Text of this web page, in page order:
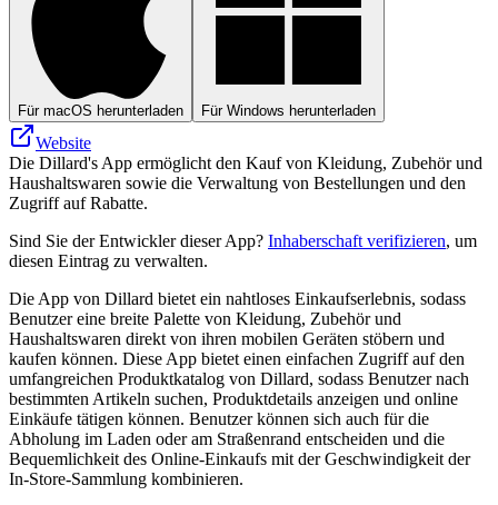
Für macOS herunterladen Für Windows herunterladen
Website
Die Dillard's App ermöglicht den Kauf von Kleidung, Zubehör und
Haushaltswaren sowie die Verwaltung von Bestellungen und den
Zugriff auf Rabatte.
Sind Sie der Entwickler dieser App? Inhaberschaft verifizieren, um
diesen Eintrag zu verwalten.
Die App von Dillard bietet ein nahtloses Einkaufserlebnis, sodass
Benutzer eine breite Palette von Kleidung, Zubehör und
Haushaltswaren direkt von ihren mobilen Geräten stöbern und
kaufen können. Diese App bietet einen einfachen Zugriff auf den
umfangreichen Produktkatalog von Dillard, sodass Benutzer nach
bestimmten Artikeln suchen, Produktdetails anzeigen und online
Einkäufe tätigen können. Benutzer können sich auch für die
Abholung im Laden oder am Straßenrand entscheiden und die
Bequemlichkeit des Online-Einkaufs mit der Geschwindigkeit der
In-Store-Sammlung kombinieren.